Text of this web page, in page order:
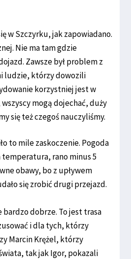
w Szczyrku, jak zapowiadano.
Nie ma tam gdzie
Zawsze był problem z
ludzie, którzy dowozili
korzystniej jest w
mogą dojechać, duży
się też czegoś nauczyliśmy.
to mile zaskoczenie. Pogoda
temperatura, rano minus 5
obawy, bo z upływem
się zrobić drugi przejazd.
dobrze. To jest trasa
i dla tych, którzy
Marcin Krężel, którzy
tak jak Igor, pokazali